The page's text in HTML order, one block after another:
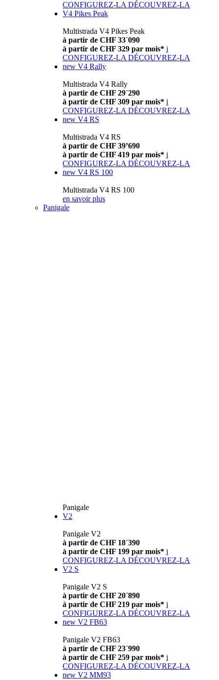
CONFIGUREZ-LA DÉCOUVREZ-LA
V4 Pikes Peak
Multistrada V4 Pikes Peak
à partir de CHF 33´090
à partir de CHF 329 par mois* i
CONFIGUREZ-LA DÉCOUVREZ-LA
new V4 Rally
Multistrada V4 Rally
à partir de CHF 29´290
à partir de CHF 309 par mois* i
CONFIGUREZ-LA DÉCOUVREZ-LA
new V4 RS
Multistrada V4 RS
à partir de CHF 39’690
à partir de CHF 419 par mois* i
CONFIGUREZ-LA DÉCOUVREZ-LA
new V4 RS 100
Multistrada V4 RS 100
en savoir plus
Panigale
Panigale
V2
Panigale V2
à partir de CHF 18´390
à partir de CHF 199 par mois* i
CONFIGUREZ-LA DÉCOUVREZ-LA
V2 S
Panigale V2 S
à partir de CHF 20´890
à partir de CHF 219 par mois* i
CONFIGUREZ-LA DÉCOUVREZ-LA
new V2 FB63
Panigale V2 FB63
à partir de CHF 23´990
à partir de CHF 259 par mois* i
CONFIGUREZ-LA DÉCOUVREZ-LA
new V2 MM93